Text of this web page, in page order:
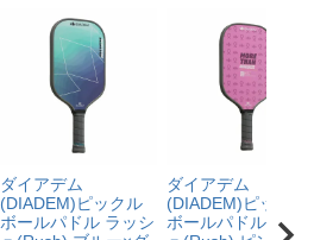
ダイアデム
(DIADEM)ピックル
ボールパドル ラッシ
ダイアデム
(DIADEM)ピックル
ボールパドル ラッ